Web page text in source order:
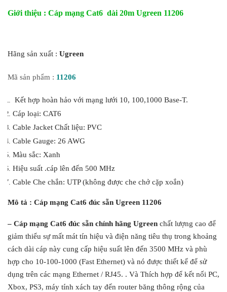
Giới thiệu : Cáp mạng Cat6 dài 20m Ugreen 11206
Hãng sản xuất : Ugreen
Mã sản phẩm : 11206
Kết hợp hoàn hảo với mạng lưới 10, 100,1000 Base-T.
Cáp loại: CAT6
Cable Jacket Chất liệu: PVC
Cable Gauge: 26 AWG
Màu sắc: Xanh
Hiệu suất .cáp lên đến 500 MHz
Cable Che chắn: UTP (không được che chở cặp xoắn)
Mô tả : Cáp mạng Cat6 đúc sẵn Ugreen 11206
– Cáp mạng Cat6 đúc sẵn chính hãng Ugreen chất lượng cao để
giảm thiểu sự mất mát tín hiệu và điện năng tiêu thụ trong khoảng
cách dài cáp này cung cấp hiệu suất lên đến 3500 MHz và phù
hợp cho 10-100-1000 (Fast Ethernet) và nó được thiết kế để sử
dụng trên các mạng Ethernet / RJ45. . Và Thích hợp để kết nối PC,
Xbox, PS3, máy tính xách tay đến router băng thông rộng của